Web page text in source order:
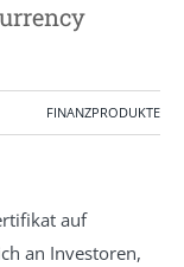
FINANZPRODUKTE
auf
an Investoren,